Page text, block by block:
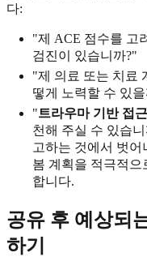
다:
"제 ACE 점수를 고
검진이 있습니까?"
"제 의료 또는 치료
떻게 노력할 수 있
"트라우마 기반 접
천해 주실 수 있습
고하는 것에서 벗
봄 계획을 적극적
합니다.
공유 후 예상되
하기